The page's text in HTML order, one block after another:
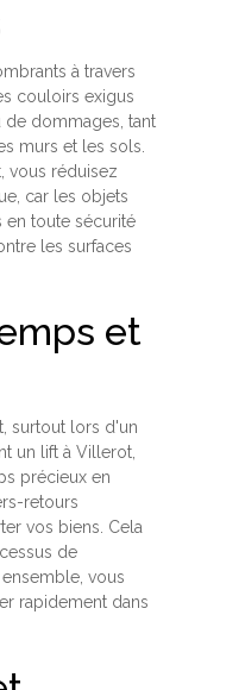
à travers
couloirs exigus
dommages, tant
murs et les sols.
vous réduisez
car les objets
en toute sécurité
les surfaces
et
surtout lors d'un
un lift à Villerot,
précieux en
retours
vos biens. Cela
de
vous
rapidement dans